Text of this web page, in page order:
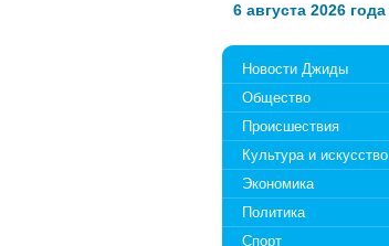
6 августа 2026 года
Новости Джиды
Общество
Происшествия
Культура и искусство
Экономика
Политика
Спорт